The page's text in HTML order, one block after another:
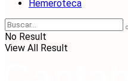
Hemeroteca
No Result
View All Result